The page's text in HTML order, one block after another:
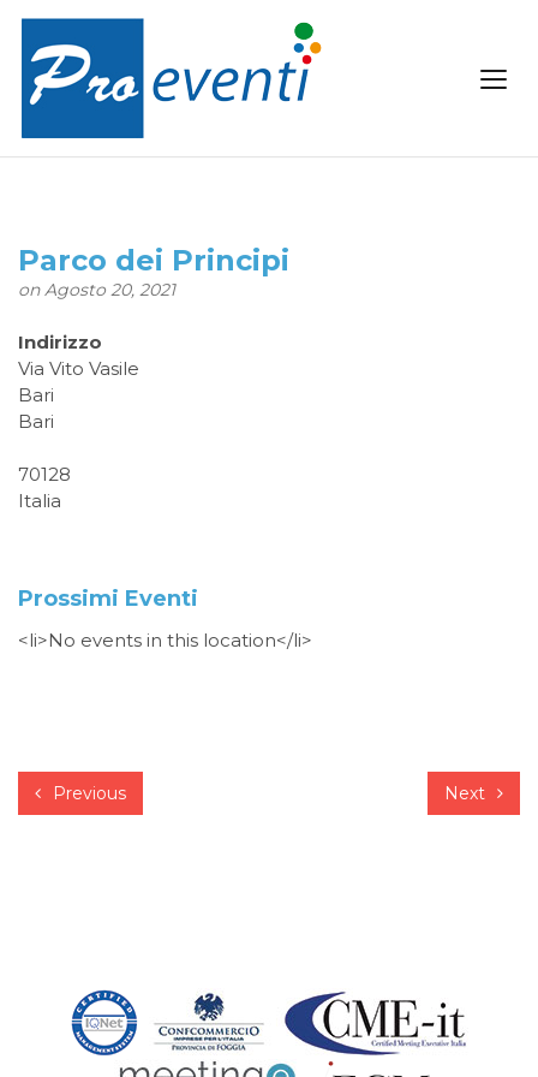
Parco dei Principi
on Agosto 20, 2021
Indirizzo
Via Vito Vasile
Bari
Bari
70128
Italia
Prossimi Eventi
<li>No events in this location</li>
Previous Next